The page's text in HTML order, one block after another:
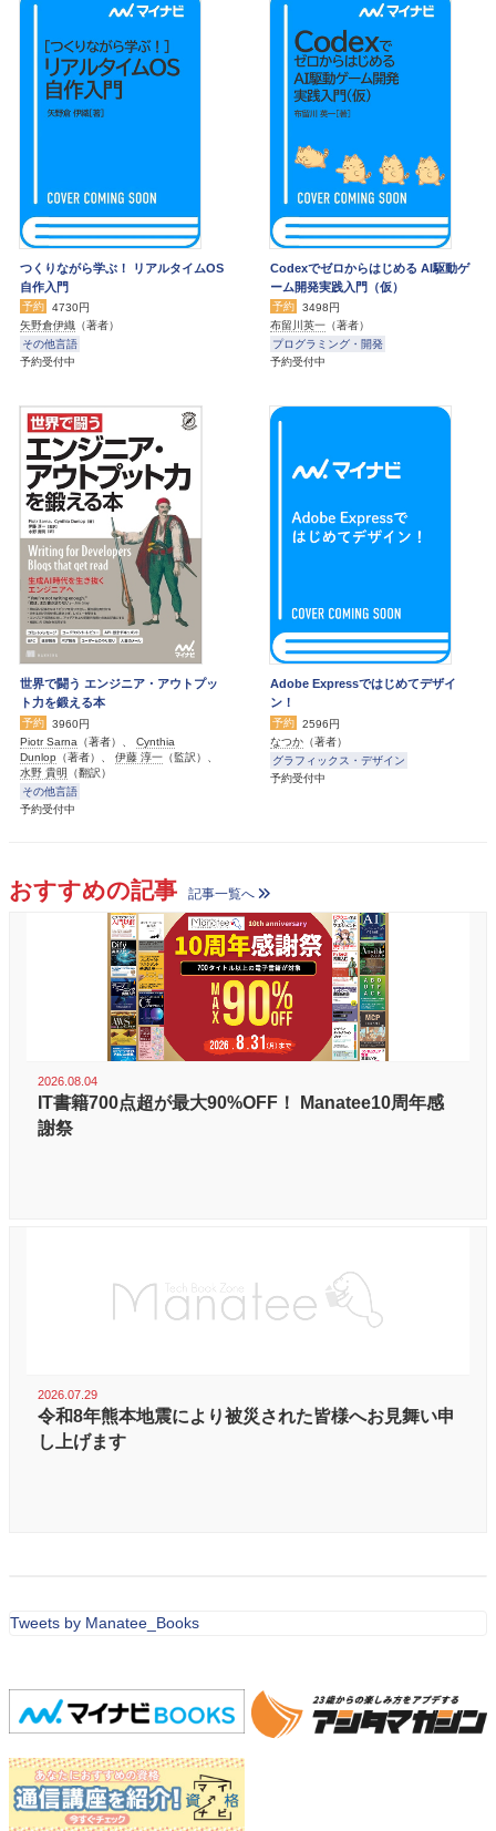
つくりながら学ぶ！ リアルタイムOS
自作入門
予約
4730円
矢野倉伊織 （著者）
その他言語
予約受付中
Codexでゼロからはじめる AI駆動ゲ
ーム開発実践入門（仮）
予約
3498円
布留川英一 （著者）
プログラミング・開発
予約受付中
世界で闘う エンジニア・アウトプッ
ト力を鍛える本
予約
3960円
Piotr Sarna （著者）、 Cynthia
Dunlop （著者）、 伊藤 淳一 （監訳）、
水野 貴明 （翻訳）
その他言語
予約受付中
Adobe Expressではじめてデザイ
ン！
予約
2596円
なつか （著者）
グラフィックス・デザイン
予約受付中
おすすめの記事 記事一覧へ
2026.08.04
IT書籍700点超が最大90%OFF！ Manatee10周年感
謝祭
2026.07.29
令和8年熊本地震により被災された皆様へお見舞い申
し上げます
Tweets by Manatee_Books